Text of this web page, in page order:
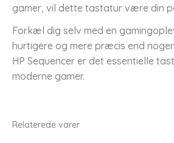
gamer, vil dette tastatur være din
Forkæl dig selv med en
hurtigere og mere præcis end
HP Sequencer er det essentielle
moderne gamer.
Relaterede varer